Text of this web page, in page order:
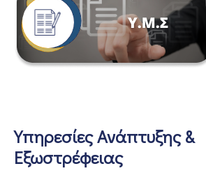
Υπηρεσίες Ανάπτυξης &
Εξωστρέφειας